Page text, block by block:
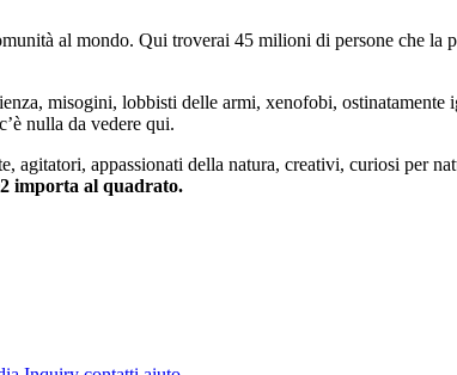
al mondo. Qui troverai 45 milioni di persone che la
misogini, lobbisti delle armi, xenofobi,
nulla da vedere qui.
agitatori, appassionati della natura, creativi, curiosi per
importa al quadrato.